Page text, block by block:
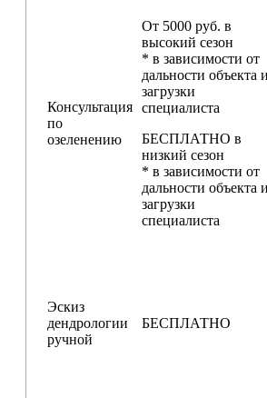
Консультация
по
озеленению
От 5000 руб. в
высокий сезон
* в зависимости от
дальности объекта и
загрузки
специалиста
БЕСПЛАТНО в
низкий сезон
* в зависимости от
дальности объекта и
загрузки
специалиста
Эскиз
дендрологии
ручной
БЕСПЛАТНО